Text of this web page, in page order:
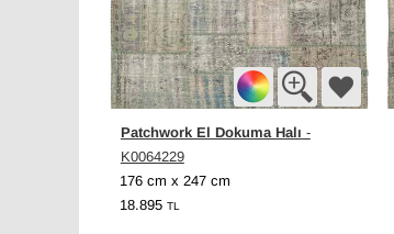
Patchwork El Dokuma Halı -
K0064229
176 cm x 247 cm
18.895 TL